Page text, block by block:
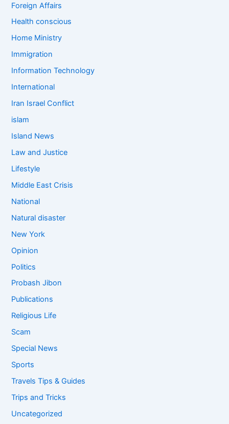
Foreign Affairs
Health conscious
Home Ministry
Immigration
Information Technology
International
Iran Israel Conflict
islam
Island News
Law and Justice
Lifestyle
Middle East Crisis
National
Natural disaster
New York
Opinion
Politics
Probash Jibon
Publications
Religious Life
Scam
Special News
Sports
Travels Tips & Guides
Trips and Tricks
Uncategorized